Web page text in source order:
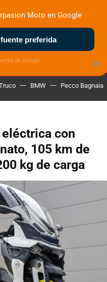
MOTOS ELÉCTRICAS
BMW Pecco Bagnaia
eléctrica con
105 km de
kg de carga
×
Moto en Google
preferida
de Google